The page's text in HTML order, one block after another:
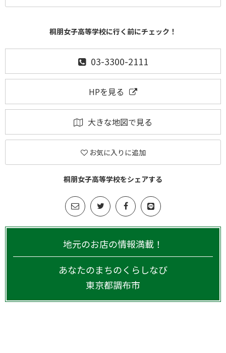
桐朋女子高等学校に行く前にチェック！
03-3300-2111
HPを見る
大きな地図で見る
お気に入りに追加
桐朋女子高等学校をシェアする
地元のお店の情報満載！
あなたのまちのくらしなび
東京都調布市